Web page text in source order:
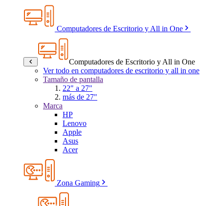
Computadores de Escritorio y All in One
Computadores de Escritorio y All in One
Ver todo en computadores de escritorio y all in one
Tamaño de pantalla
22" a 27"
más de 27"
Marca
HP
Lenovo
Apple
Asus
Acer
Zona Gaming